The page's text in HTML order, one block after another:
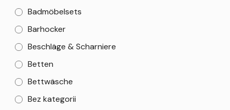
Badmöbelsets
Barhocker
Beschläge & Scharniere
Betten
Bettwäsche
Bez kategorii